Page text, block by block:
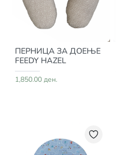
ПЕРНИЦА ЗА ДОЕЊЕ
FEEDY HAZEL
1,850.00 ден.